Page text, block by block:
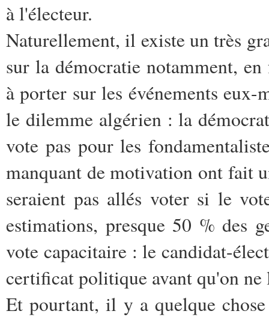
à l'électeur.
Naturellement, il existe un très
sur la démocratie notamment,
à porter sur les événements eux-
le dilemme algérien : la
vote pas pour les
manquant de motivation ont fait
seraient pas allés voter si le
estimations, presque 50 % des
vote capacitaire : le candidat-
certificat politique avant qu'on
Et pourtant, il y a quelque